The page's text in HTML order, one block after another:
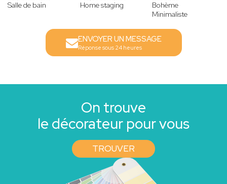
Salle de bain
Bohème
Minimaliste
Home staging
ENVOYER UN MESSAGE
Réponse sous 24 heures
On trouve
le décorateur pour vous
TROUVER